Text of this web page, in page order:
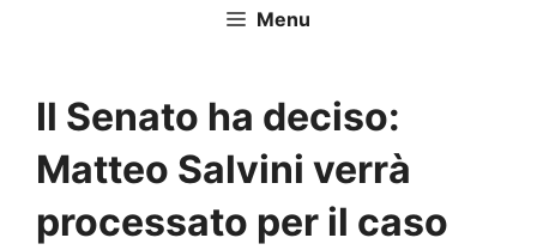
Menu
Il Senato ha deciso:
Matteo Salvini verrà
processato per il caso